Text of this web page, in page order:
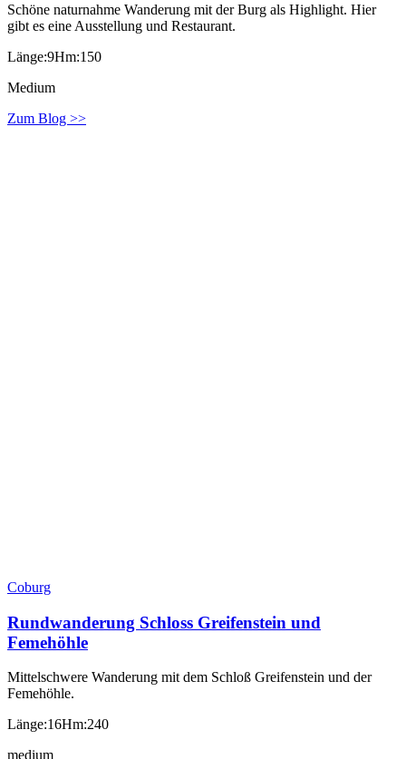
Schöne naturnahme Wanderung mit der Burg als Highlight. Hier
gibt es eine Ausstellung und Restaurant.
Länge:9Hm:150
Medium
Zum Blog >>
Coburg
Rundwanderung Schloss Greifenstein und
Femehöhle
Mittelschwere Wanderung mit dem Schloß Greifenstein und der
Femehöhle.
Länge:16Hm:240
medium